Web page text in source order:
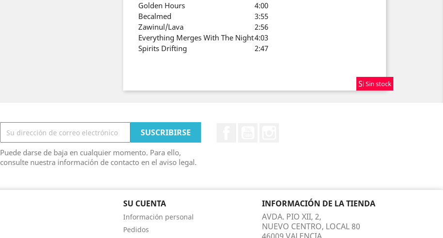
Sin stock
Sin stock
Sin stock
Golden Hours
4:00
Becalmed
3:55
Zawinul/Lava
2:56
Everything Merges With The Night4:03
Spirits Drifting
2:47
Puede darse de baja en cualquier momento. Para ello,
consulte nuestra información de contacto en el aviso legal.
SU CUENTA
Información personal
Pedidos
INFORMACIÓN DE LA TIENDA
AVDA. PIO XII, 2,
NUEVO CENTRO, LOCAL 80